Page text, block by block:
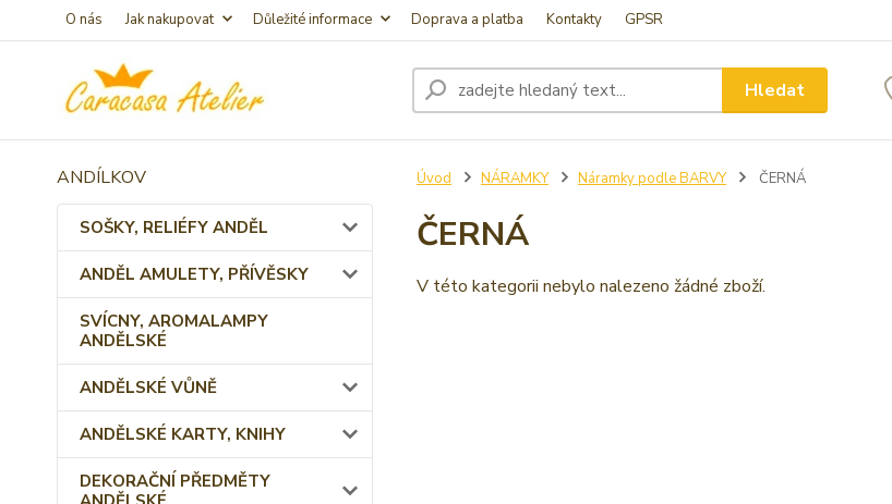
O nás Jak nakupovat Důležité informace Doprava a platba Kontakty GPSR
Hledat
ANDÍLKOV
SOŠKY, RELIÉFY ANDĚL
ANDĚL AMULETY, PŘÍVĚSKY
SVÍCNY, AROMALAMPY
ANDĚLSKÉ
ANDĚLSKÉ VŮNĚ
ANDĚLSKÉ KARTY, KNIHY
DEKORAČNÍ PŘEDMĚTY
Úvod NÁRAMKY Náramky podle BARVY ČERNÁ
ČERNÁ
V této kategorii nebylo nalezeno žádné zboží.